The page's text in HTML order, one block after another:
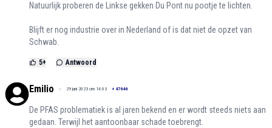
Natuurlijk proberen de Linkse gekken Du Pont nu pootje te lichten.
Blijft er nog industrie over in Nederland of is dat niet de opzet van
Schwab.
5+ Antwoord
Emilio 29 juni 2023 om 14:03 + 47646
De PFAS problematiek is al jaren bekend en er wordt steeds niets aan
gedaan. Terwijl het aantoonbaar schade toebrengt.